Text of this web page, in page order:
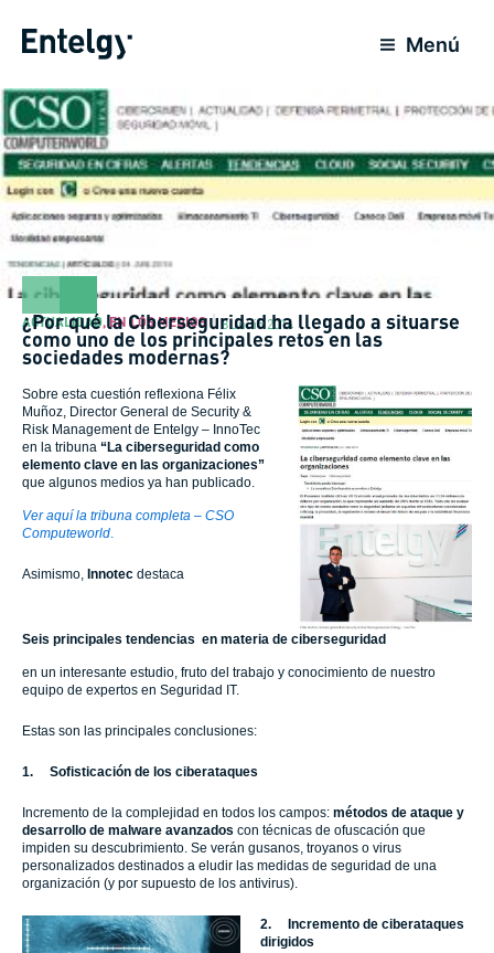
Menú
ACTUALIDAD EN LOS MEDIOS 8 Junio 2014
¿Por qué la Ciberseguridad ha llegado a situarse
como uno de los principales retos en las
sociedades modernas?
Sobre esta cuestión reflexiona Félix
Muñoz, Director General de Security &
Risk Management de Entelgy – InnoTec
en la tribuna “La ciberseguridad como
elemento clave en las organizaciones”
que algunos medios ya han publicado.
Ver aquí la tribuna completa – CSO
Computeworld
Asimismo, Innotec destaca
Seis principales tendencias en materia de ciberseguridad
en un interesante estudio, fruto del trabajo y conocimiento de nuestro
equipo de expertos en Seguridad IT.
Estas son las principales conclusiones:
1. Sofisticación de los ciberataques
Incremento de la complejidad en todos los campos: métodos de ataque y
desarrollo de malware avanzados con técnicas de ofuscación que
impiden su descubrimiento. Se verán gusanos, troyanos o virus
personalizados destinados a eludir las medidas de seguridad de una
organización (y por supuesto de los antivirus).
2. Incremento de ciberataques
dirigidos